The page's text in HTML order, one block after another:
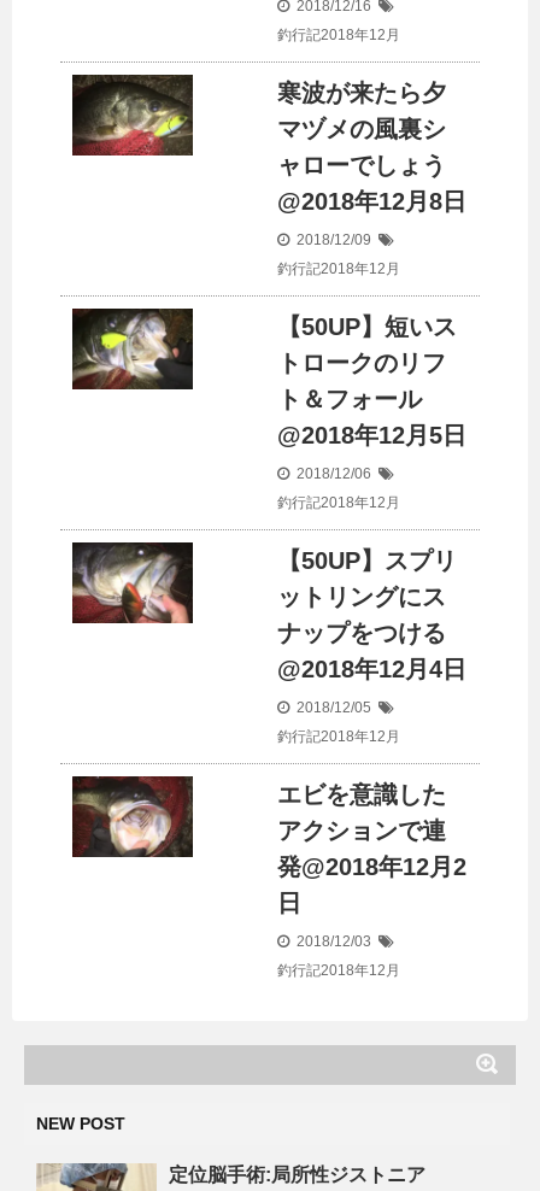
2018/12/16
釣行記2018年12月
寒波が来たら夕
マヅメの風裏シ
ャローでしょう
@2018年12月8日
2018/12/09
釣行記2018年12月
【50UP】短いス
トロークのリフ
ト＆フォール
@2018年12月5日
2018/12/06
釣行記2018年12月
【50UP】スプリ
ットリングにス
ナップをつける
@2018年12月4日
2018/12/05
釣行記2018年12月
エビを意識した
アクションで連
発@2018年12月2
日
2018/12/03
釣行記2018年12月
NEW POST
定位脳手術:局所性ジストニア